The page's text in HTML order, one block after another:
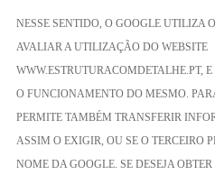
NESSE SENTIDO, O GOOGLE UTILIZA
AVALIAR A UTILIZAÇÃO DO WEBSITE
WWW.ESTRUTURACOMDETALHE.PT,
O FUNCIONAMENTO DO MESMO.
PERMITE TAMBÉM TRANSFERIR
ASSIM O EXIGIR, OU SE O TERCEIRO
NOME DA GOOGLE. SE DESEJA